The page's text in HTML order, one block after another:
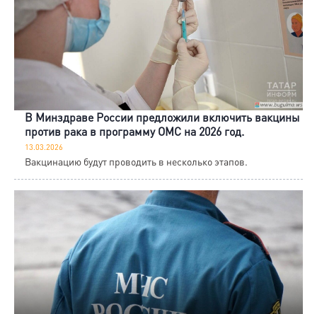
В Минздраве России предложили включить вакцины
против рака в программу ОМС на 2026 год.
13.03.2026
Вакцинацию будут проводить в несколько этапов.